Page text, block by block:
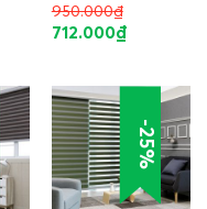
950.000₫
712.000₫
-25%